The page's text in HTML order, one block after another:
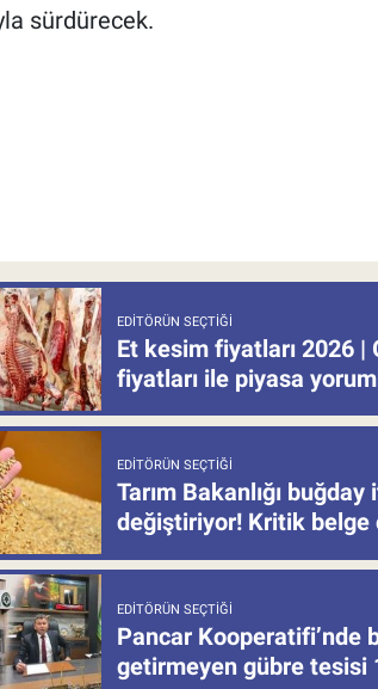
sürdürecek.
EDITÖRÜN SEÇTIĞI
Et kesim fiyatları 2026
fiyatları ile piyasa
EDITÖRÜN SEÇTIĞI
Tarım Bakanlığı
değiştiriyor! Kritik belge
EDITÖRÜN SEÇTIĞI
Pancar Kooperatifi’nde
getirmeyen gübre tesisi